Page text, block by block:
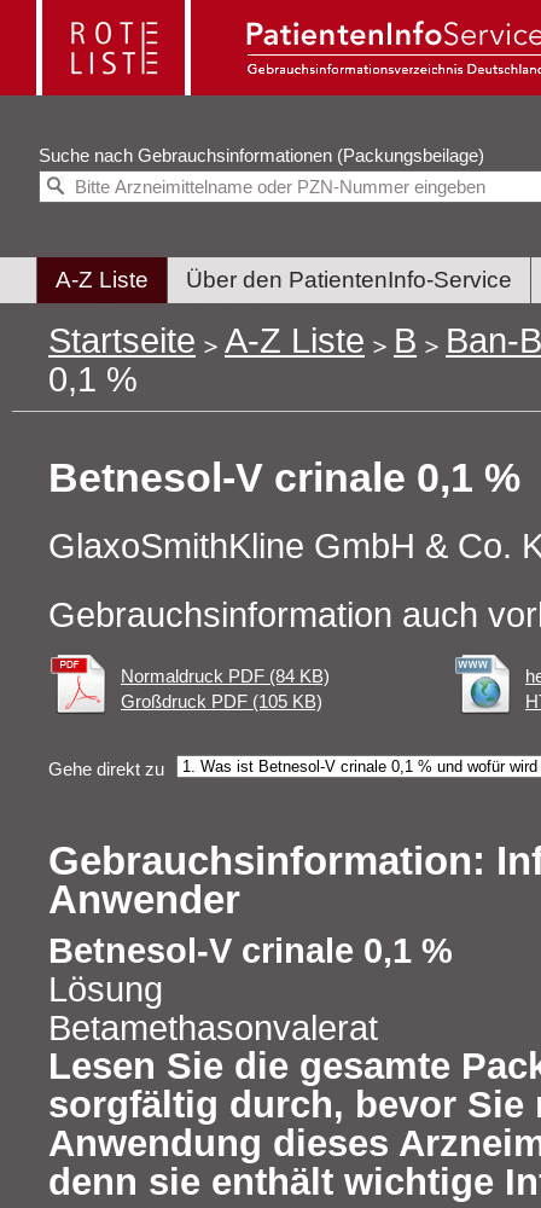
Suche nach Gebrauchsinformationen (Packungsbeilage)
A-Z Liste Über den PatientenInfo-Service
Startseite A-Z Liste B
Ban-
0,1 %
Betnesol-V crinale 0,1 %
GlaxoSmithKline GmbH & Co.
Gebrauchsinformation auch
Normaldruck PDF (84 KB)
Großdruck PDF (105 KB)
Gehe direkt zu
Gebrauchsinformation:
Anwender
Betnesol-V crinale 0,1 %
Lösung
Betamethasonvalerat
Lesen Sie die gesamte
sorgfältig durch, bevor Sie
Anwendung dieses
denn sie enthält wichtige